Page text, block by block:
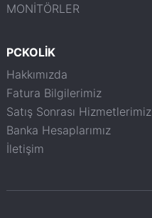
MONİTÖRLER
PCKOLİK
Hakkımızda
Fatura Bilgilerimiz
Satış Sonrası Hizmetlerimiz
Banka Hesaplarımız
İletişim